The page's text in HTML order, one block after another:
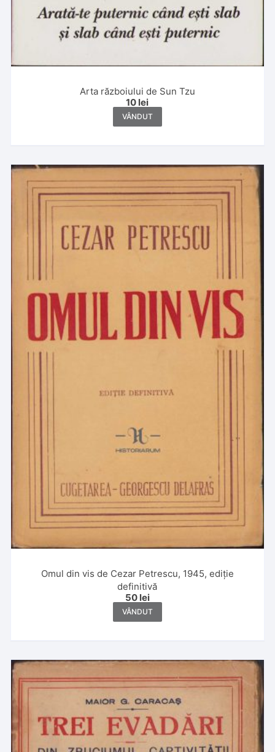
Arta războiului de Sun Tzu
10 lei
VÂNDUT
Omul din vis de Cezar Petrescu, 1945, ediție
definitivă
50 lei
VÂNDUT